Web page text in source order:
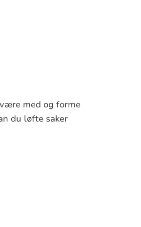
med og forme
du løfte saker